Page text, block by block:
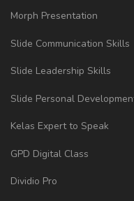
Morph Presentation
Slide Communication Skills
Slide Leadership Skills
Slide Personal
Kelas Expert to Speak
GPD Digital Class
Dividio Pro